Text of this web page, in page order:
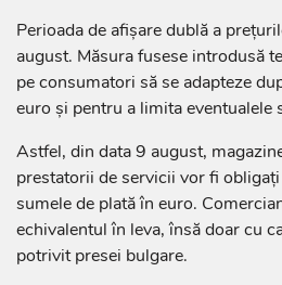
Perioada de afișare dublă a
august. Măsura fusese introdusă
pe consumatori să se adapteze
euro și pentru a limita eventualele
Astfel, din data 9 august,
prestatorii de servicii vor fi
sumele de plată în euro.
echivalentul în leva, însă doar cu
potrivit presei bulgare.